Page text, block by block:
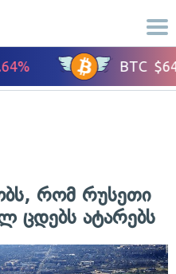
რომ რუსეთი
ცდებს ატარებს